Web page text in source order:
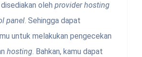
oleh provider hosting
panel. Sehingga dapat
untuk melakukan pengecekan
hosting. Bahkan, kamu dapat